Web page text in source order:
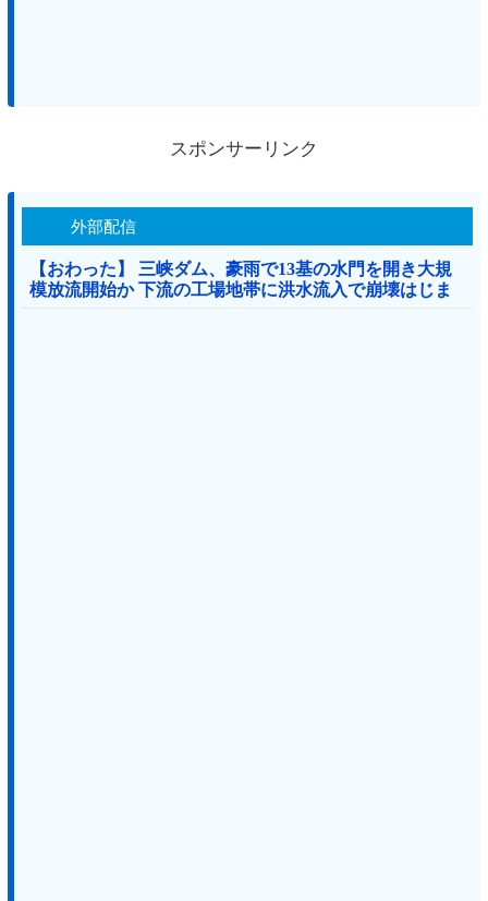
スポンサーリンク
外部配信
【おわった】 三峡ダム、豪雨で13基の水門を開き大規
模放流開始か 下流の工場地帯に洪水流入で崩壊はじま
る